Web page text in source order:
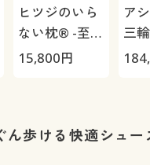
ヒツジのいら
ない枕® -至
極-
15,800円
ア
三
ん歩ける快適シュー